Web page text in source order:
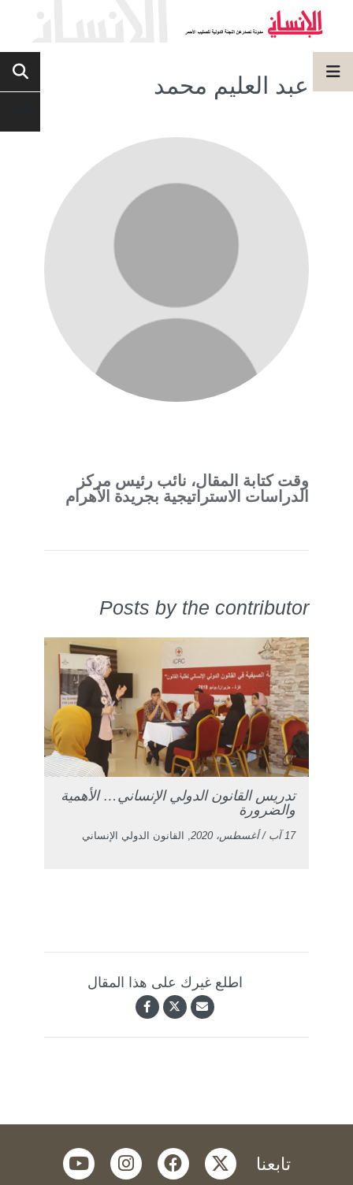
عبد العليم محمد
وقت كتابة المقال، نائب رئيس مركز
الدراسات الاستراتيجية بجريدة الأهرام
Posts by the contributor
تدريس القانون الدولي الإنساني… الأهمية
والضرورة
17 آب / أغسطس، 2020 , القانون الدولي الإنساني
اطلع غيرك على هذا المقال
تابعنا twitter
facebook
instagram
youtube